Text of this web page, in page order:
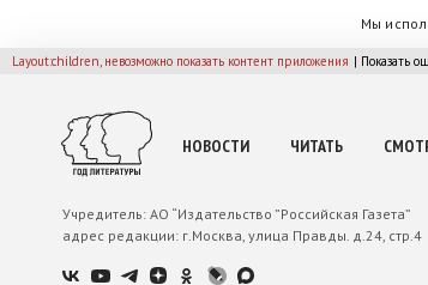
Мы
Layout:children, невозможно показать контент приложения | Показать
НОВОСТИ ЧИТАТЬ
Учредитель: АО “Издательство ”Российская Газета”
адрес редакции: г.Москва, улица Правды. д.24, стр.4